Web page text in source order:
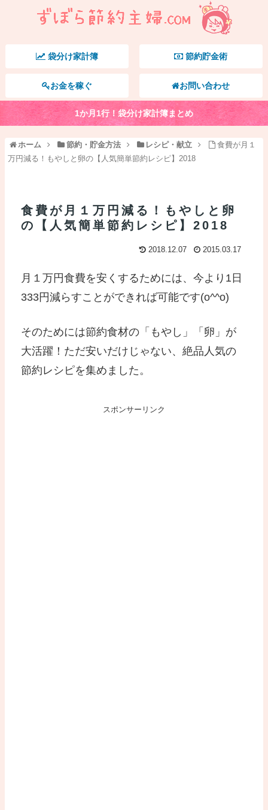
袋分け家計簿 節約貯金術
お金を稼ぐ お問い合わせ
1か月1行！袋分け家計簿まとめ
ホーム 節約・貯金方法 レシピ・献立
食費が月１
万円減る！もやしと卵の【人気簡単節約レシピ】2018
食費が月１万円減る！もやしと卵
の【人気簡単節約レシピ】2018
2018.12.07 2015.03.17
月１万円食費を安くするためには、今より1日
333円減らすことができれば可能です(o^^o)
そのためには節約食材の「もやし」「卵」が
大活躍！ただ安いだけじゃない、絶品人気の
節約レシピを集めました。
スポンサーリンク